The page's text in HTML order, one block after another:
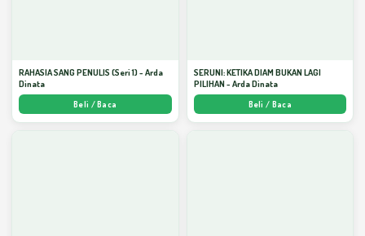
RAHASIA SANG PENULIS (Seri 1) - Arda
Dinata
Beli / Baca
SERUNI: KETIKA DIAM BUKAN LAGI
PILIHAN - Arda Dinata
Beli / Baca